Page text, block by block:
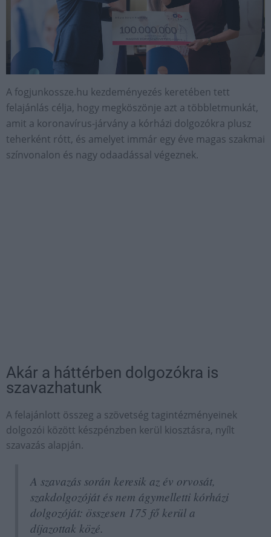
A fogjunkossze.hu kezdeményezés keretében tett
felajánlás célja, hogy megköszönje azt a többletmunkát,
amit a koronavírus-járvány a kórházi dolgozókra plusz
teherként rótt, és amelyet immár egy éve magas szakmai
színvonalon és nagy odaadással végeznek.
Akár a háttérben dolgozókra is
szavazhatunk
A felajánlott összeg a szövetség tagintézményeinek
dolgozói között készpénzben kerül kiosztásra, nyílt
szavazás alapján.
A szavazás során keresik az év orvosát,
szakdolgozóját és nem ágymelletti kórházi
dolgozóját: összesen 175 fő kerül a
díjazottak közé.